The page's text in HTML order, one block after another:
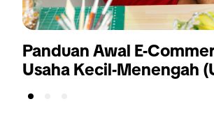
Panduan Awal E-
Usaha Kecil-Menengah